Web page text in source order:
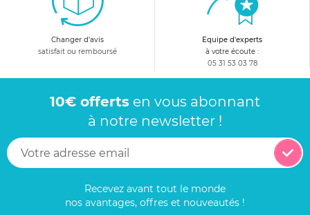
Changer d'avis
satisfait ou remboursé
Equipe d'experts
à votre écoute :
05 31 53 03 78
10€ offerts en vous abonnant
à notre newsletter !
Recevez avant tout le monde
nos avantages, offres et nouveautés !